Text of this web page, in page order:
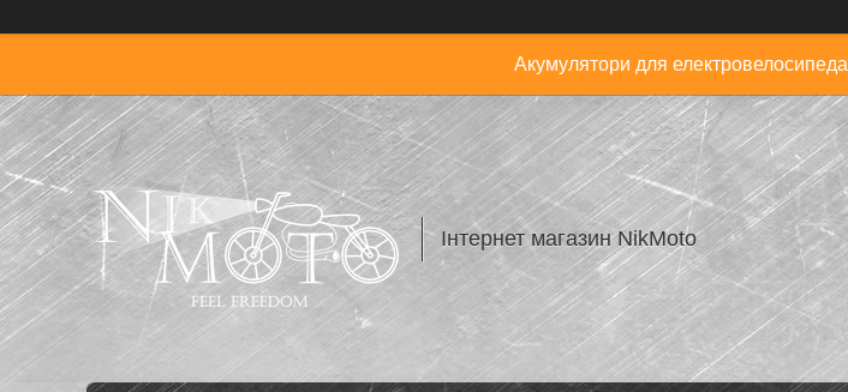
Акумулятори для електровелосипеда
Інтернет магазин NikMoto